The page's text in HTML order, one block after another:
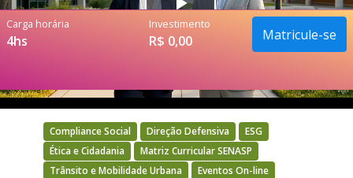
Play
Carga horária
4hs
Investimento
R$ 0,00 Matricule-se
Compliance Social Direção Defensiva
ESG
Ética e Cidadania
Matriz Curricular SENASP
Trânsito e Mobilidade Urbana
Eventos On-line